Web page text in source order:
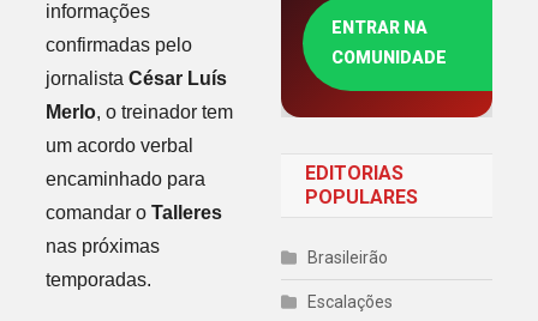
informações
confirmadas pelo
jornalista César Luís
Merlo, o treinador tem
um acordo verbal
encaminhado para
comandar o Talleres
nas próximas
temporadas.
ENTRAR NA
COMUNIDADE
EDITORIAS
POPULARES
Brasileirão
Escalações